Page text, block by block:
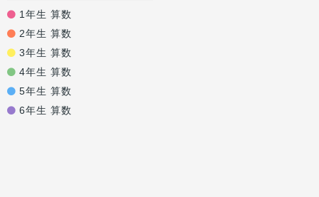
1年生 算数
2年生 算数
3年生 算数
4年生 算数
5年生 算数
6年生 算数